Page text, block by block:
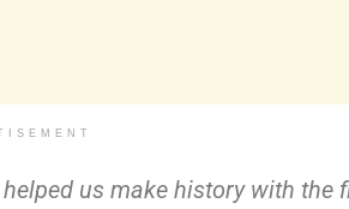
us make history with the